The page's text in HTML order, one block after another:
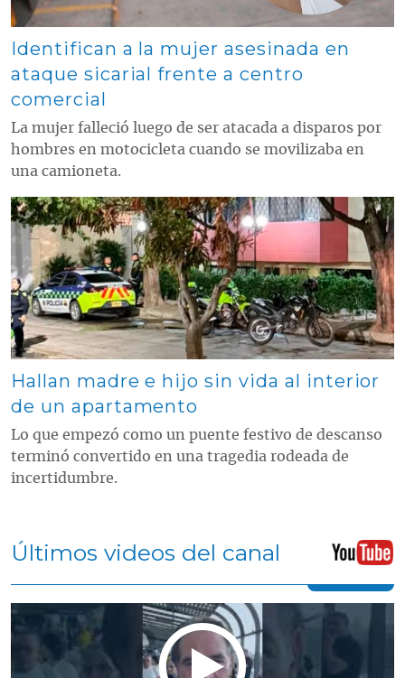
Identifican a la mujer asesinada en
ataque sicarial frente a centro
comercial
La mujer falleció luego de ser atacada a disparos por
hombres en motocicleta cuando se movilizaba en
una camioneta.
Contenido multimedia principal
Hallan madre e hijo sin vida al interior
de un apartamento
Lo que empezó como un puente festivo de descanso
terminó convertido en una tragedia rodeada de
incertidumbre.
Últimos videos del canal